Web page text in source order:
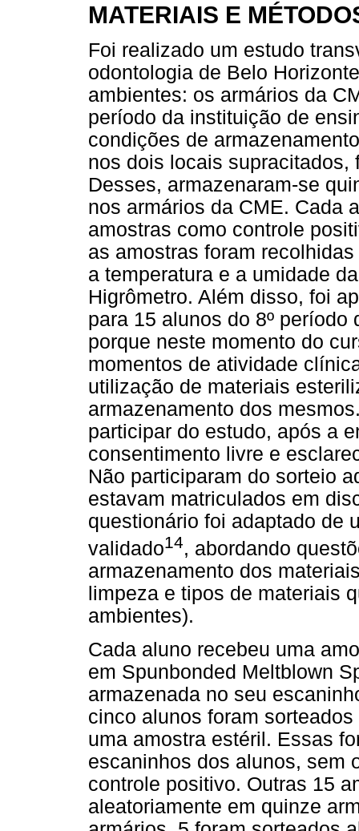
MATERIAIS E
Foi realizado um estudo
odontologia de Belo
ambientes: os armários da
período da instituição de
condições de
nos dois locais
Desses, armazenaram-se
nos armários da CME. Cada
amostras como controle
as amostras foram
a temperatura e a umidade
Higrômetro. Além disso, foi
para 15 alunos do 8º
porque neste momento do
momentos de atividade
utilização de materiais
armazenamento dos
participar do estudo, após a
consentimento livre e
Não participaram do sorteio
estavam matriculados em
questionário foi adaptado de
validado14, abordando
armazenamento dos
limpeza e tipos de materiais
ambientes).
Cada aluno recebeu uma
em Spunbonded Meltblown
armazenada no seu
cinco alunos foram
uma amostra estéril. Essas
escaninhos dos alunos, sem
controle positivo. Outras 15
aleatoriamente em quinze